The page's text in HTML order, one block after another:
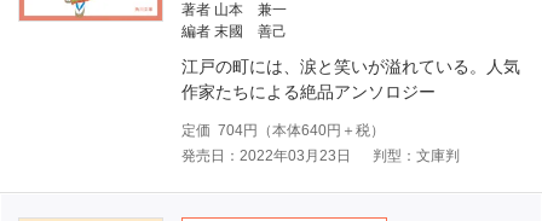
著者 山本 兼一
編者 末國 善己
江戸の町には、涙と笑いが溢れている。人気
作家たちによる絶品アンソロジー
定価 704円（本体640円＋税）
発売日：2022年03月23日
判型：文庫判